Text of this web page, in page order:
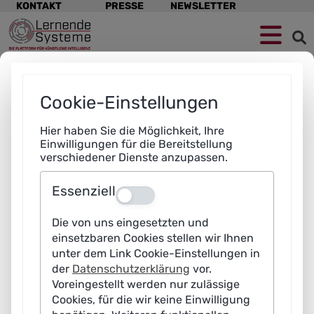
Zur
Navigation
springen
Zum
Hauptinhalt
springen
Zum
Footer
springen
Navigation
überspringen
KONTAKT PRESSE NEWSLETTER
Cookie-Einstellungen
Hier haben Sie die Möglichkeit, Ihre
Einwilligungen für die Bereitstellung
verschiedener Dienste anzupassen.
Essenziell Aus
Die von uns eingesetzten und
einsetzbaren Cookies stellen wir Ihnen
unter dem Link Cookie-Einstellungen in
der Datenschutzerklärung vor.
Voreingestellt werden nur zulässige
Cookies, für die wir keine Einwilligung